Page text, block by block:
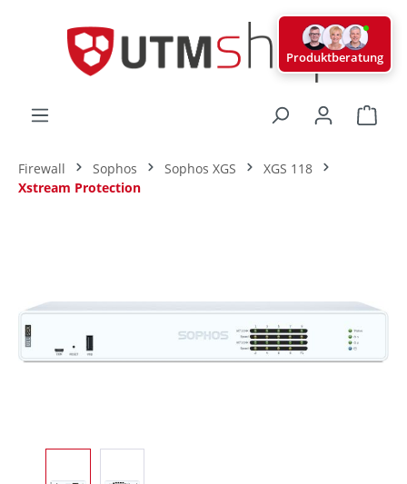
Firewall Sophos Sophos XGS
XGS 118
Xstream Protection
Produktberatung